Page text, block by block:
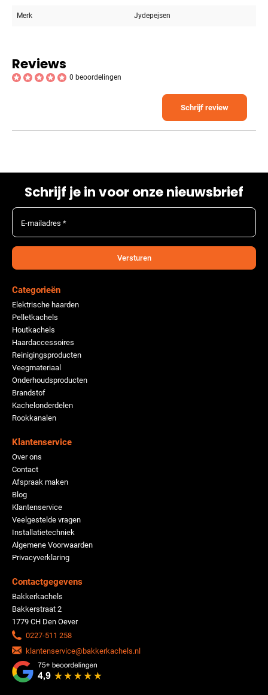
Merk Jydepejsen
Reviews
0 beoordelingen
Schrijf review
Schrijf je in voor onze nieuwsbrief
E-mailadres *
Versturen
Categorieën
Elektrische haarden
Pelletkachels
Houtkachels
Haardaccessoires
Reinigingsproducten
Veegmateriaal
Onderhoudsproducten
Brandstof
Kachelonderdelen
Rookkanalen
Klantenservice
Over ons
Contact
Afspraak maken
Blog
Klantenservice
Veelgestelde vragen
Installatietechniek
Algemene Voorwaarden
Privacyverklaring
Contactgegevens
Bakkerkachels
Bakkerstraat 2
1779 CH Den Oever
0227-511 258
klantenservice@bakkerkachels.nl